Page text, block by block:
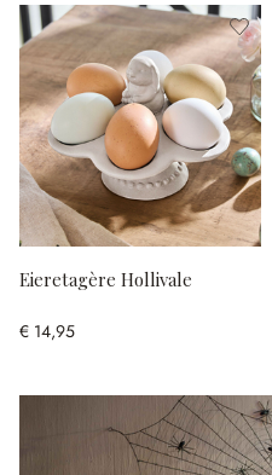
Eieretagère Hollivale
€ 14,95